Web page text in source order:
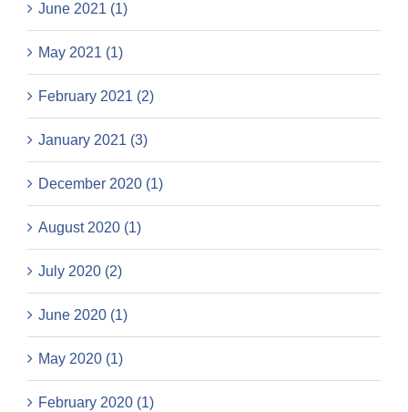
June 2021 (1)
May 2021 (1)
February 2021 (2)
January 2021 (3)
December 2020 (1)
August 2020 (1)
July 2020 (2)
June 2020 (1)
May 2020 (1)
February 2020 (1)